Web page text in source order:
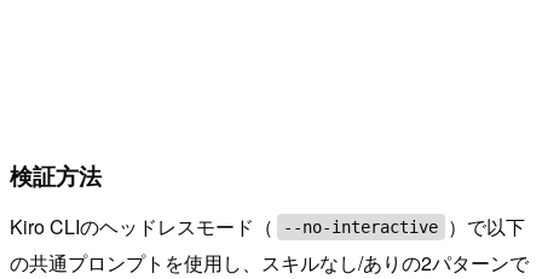
検証方法
Kiro CLIのヘッドレスモード（ --no-interactive
）で以下
の共通プロンプトを使用し、スキルなし/ありの2パターンで